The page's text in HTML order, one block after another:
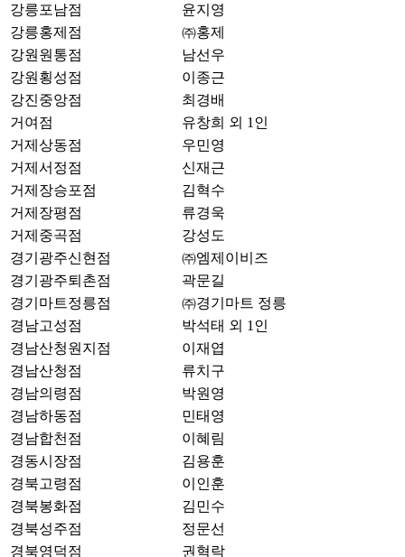
강릉포남점
윤지영
강릉홍제점
㈜홍제
강원원통점
남선우
강원횡성점
이종근
강진중앙점
최경배
거여점
유창희 외 1인
거제상동점
우민영
거제서정점
신재근
거제장승포점
김혁수
거제장평점
류경욱
거제중곡점
강성도
경기광주신현점
㈜엠제이비즈
경기광주퇴촌점
곽문길
경기마트정릉점
㈜경기마트 정릉
경남고성점
박석태 외 1인
경남산청원지점
이재엽
경남산청점
류치구
경남의령점
박원영
경남하동점
민태영
경남합천점
이혜림
경동시장점
김용훈
경북고령점
이인훈
경북봉화점
김민수
경북성주점
정문선
경북영덕점
권혁락